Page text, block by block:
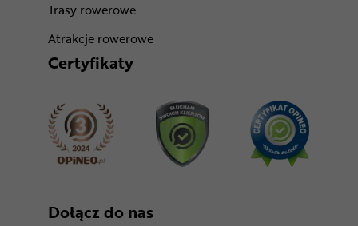
Trasy rowerowe
Atrakcje rowerowe
Certyfikaty
Dołącz do nas